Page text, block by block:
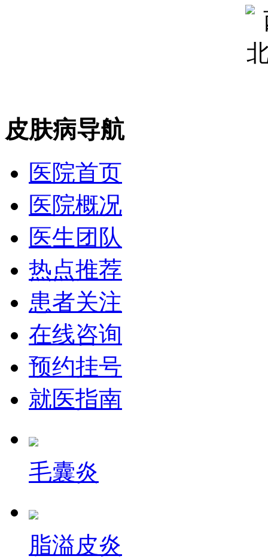
皮肤病导航
医院首页
医院概况
医生团队
热点推荐
患者关注
在线咨询
预约挂号
就医指南
毛囊炎
脂溢皮炎